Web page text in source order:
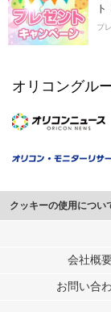
ト
プ
オリコングル
クッキーの使用につい
このサイトでは
行っています。
メディアや広告配信
各パートナーは、こ
会社概
お問い合